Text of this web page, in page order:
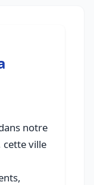
notre
cette ville